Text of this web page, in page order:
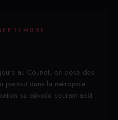
au Couriot, on pose des
partout dans la métropole
se dévoile courant août